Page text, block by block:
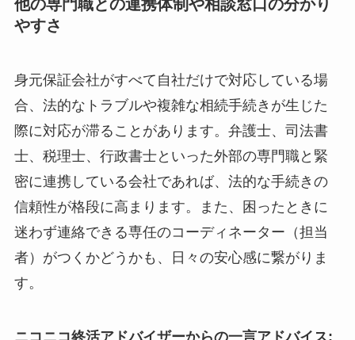
他の専門職との連携体制や相談窓口の分かり
やすさ
身元保証会社がすべて自社だけで対応している場
合、法的なトラブルや複雑な相続手続きが生じた
際に対応が滞ることがあります。弁護士、司法書
士、税理士、行政書士といった外部の専門職と緊
密に連携している会社であれば、法的な手続きの
信頼性が格段に高まります。また、困ったときに
迷わず連絡できる専任のコーディネーター（担当
者）がつくかどうかも、日々の安心感に繋がりま
す。